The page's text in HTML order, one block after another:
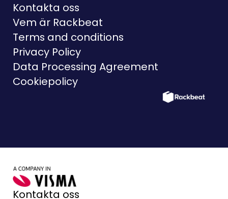
Kontakta oss
Vem är Rackbeat
Terms and conditions
Privacy Policy
Data Processing Agreement
Cookiepolicy
Kontakta oss